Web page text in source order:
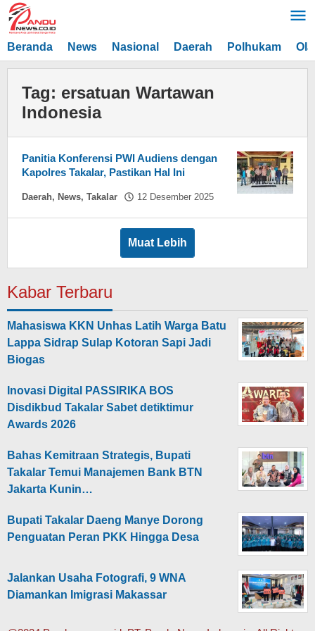
Lewati
ke
konten
Beranda News Nasional Daerah Polhukam
Tag: ersatuan Wartawan
Indonesia
Panitia Konferensi PWI Audiens dengan
Kapolres Takalar, Pastikan Hal Ini
Daerah, News, Takalar 12 Desember 2025
oleh
Muat Lebih
Kabar Terbaru
Mahasiswa KKN Unhas Latih Warga Batu
Lappa Sidrap Sulap Kotoran Sapi Jadi
Biogas
Inovasi Digital PASSIRIKA BOS
Disdikbud Takalar Sabet detiktimur
Awards 2026
Bahas Kemitraan Strategis, Bupati
Takalar Temui Manajemen Bank BTN
Jakarta Kunin…
Bupati Takalar Daeng Manye Dorong
Penguatan Peran PKK Hingga Desa
Jalankan Usaha Fotografi, 9 WNA
Diamankan Imigrasi Makassar